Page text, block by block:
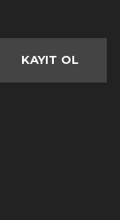
KAYIT OL